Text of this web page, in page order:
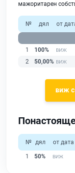
мажоритарен
№ дял от
1
100%
2
50,00%
виж
№ дял от дата
1
50%